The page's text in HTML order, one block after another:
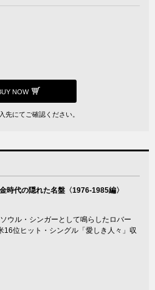
NOW
先にてご確認ください。
時代の隠れた名盤〈1976-1985編〉
ウル・シンガーとして鳴らしたロバー
16位ヒット・シングル「愛しき人々」収